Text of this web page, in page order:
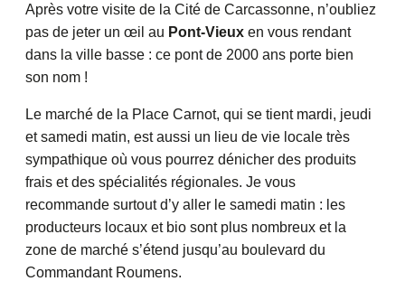
Après votre visite de la Cité de Carcassonne, n’oubliez
pas de jeter un œil au Pont-Vieux en vous rendant
dans la ville basse : ce pont de 2000 ans porte bien
son nom !
Le marché de la Place Carnot, qui se tient mardi, jeudi
et samedi matin, est aussi un lieu de vie locale très
sympathique où vous pourrez dénicher des produits
frais et des spécialités régionales. Je vous
recommande surtout d’y aller le samedi matin : les
producteurs locaux et bio sont plus nombreux et la
zone de marché s’étend jusqu’au boulevard du
Commandant Roumens.